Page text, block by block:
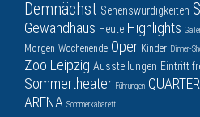
Demnächst Sehenswürdigkeiten
Gewandhaus Heute Highlights
Morgen Wochenende Oper Kinder Dinner-
Zoo Leipzig Ausstellungen Eintritt
Sommertheater Führungen
ARENA Sommerkabarett